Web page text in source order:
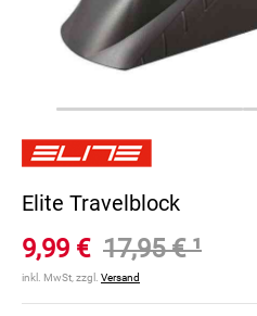
Elite Travelblock
9,99 € 17,95 €¹
inkl. MwSt, zzgl. Versand